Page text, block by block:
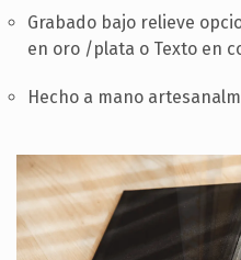
Grabado bajo relieve
en oro /plata o Texto en
Hecho a mano